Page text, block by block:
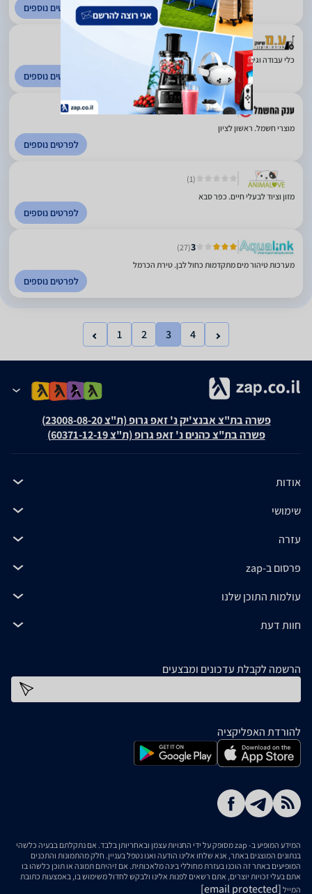
לפרטים נוספים
כלי עבודה וגינון. פרדס חנה
לפרטים נוספים
3.63
(1143)
מוצרי חשמל. ראשון לציון
לפרטים נוספים
(1)
מזון וציוד לבעלי חיים. כפר סבא
לפרטים נוספים
3
(27)
מערכות טיהור מים מתקדמות כחול לבן. טירת הכרמל
לפרטים נוספים
1 2 3 4
פשרה בת"צ אבנצ'יק נ' זאפ גרופ (ת"צ 23008-08-20)
פשרה בת"צ כהנים נ' זאפ גרופ (ת"צ 60371-12-19)
אודות
שימושי
עזרה
פרסום ב-zap
עולמות התוכן שלנו
חוות דעת
הרשמה לקבלת עדכונים ומבצעים
להורדת האפליקציה
המידע המופיע ב- zap מסופק על ידי החנויות עצמן ובאחריותן בלבד. אם נתקלתם בבעיה כלשהי
בנתונים המוצגים באתר, אנא שלחו אלינו הודעה ואנו נטפל בעניין. חלק מהתמונות והתכנים
המופיעים באתר זה הוכנו בעזרת מחוללי בינה מלאכותית. אם זיהיתם תמונה או תוכן כלשהו בו
אתם בעלי זכויות יוצרים, אתם רשאים לפנות אלינו ולבקש לחדול משימוש בו, באמצעות כתובת
המייל [email protected]